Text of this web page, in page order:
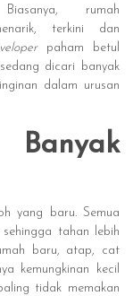
rumah
terkini dan
paham betul
dicari banyak
dalam urusan
yang baru. Semua
tahan lebih
baru, atap, cat
kemungkinan kecil
tidak memakan